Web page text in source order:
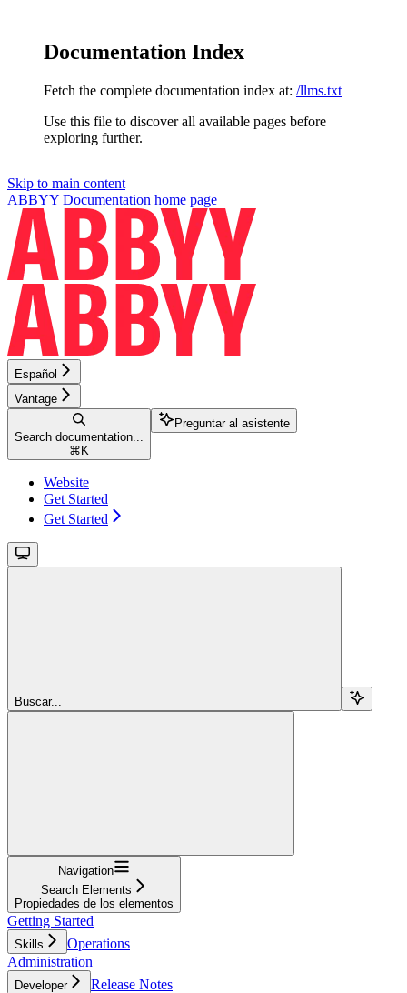
Documentation Index
Fetch the complete documentation index at: /llms.txt
Use this file to discover all available pages before
exploring further.
Skip to main content
ABBYY Documentation home page
Español
Vantage
Search documentation...
⌘ K
Preguntar al asistente
Website
Get Started
Get Started
Buscar...
Navigation
Search Elements
Propiedades de los elementos
Getting Started
Skills
Operations
Administration
Developer Release Notes